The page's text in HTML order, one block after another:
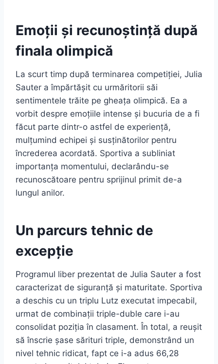
Emoții și recunoștință după
finala olimpică
La scurt timp după terminarea competiției, Julia
Sauter a împărtășit cu urmăritorii săi
sentimentele trăite pe gheața olimpică. Ea a
vorbit despre emoțiile intense și bucuria de a fi
făcut parte dintr-o astfel de experiență,
mulțumind echipei și susținătorilor pentru
încrederea acordată. Sportiva a subliniat
importanța momentului, declarându-se
recunoscătoare pentru sprijinul primit de-a
lungul anilor.
Un parcurs tehnic de
excepție
Programul liber prezentat de Julia Sauter a fost
caracterizat de siguranță și maturitate. Sportiva
a deschis cu un triplu Lutz executat impecabil,
urmat de combinații triple-duble care i-au
consolidat poziția în clasament. În total, a reușit
să înscrie șase sărituri triple, demonstrând un
nivel tehnic ridicat, fapt ce i-a adus 66,28